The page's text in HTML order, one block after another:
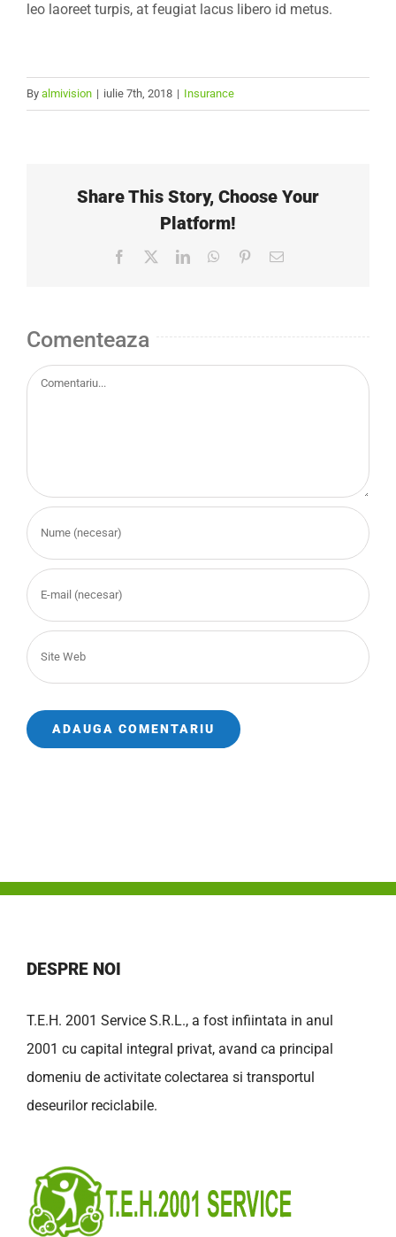
leo laoreet turpis, at feugiat lacus libero id metus.
By almivision | iulie 7th, 2018 | Insurance
Share This Story, Choose Your
Platform!
Facebook
TwitterLinkedInWhatsApp
Pinterest
E-
Comenteaza
Comment
DESPRE NOI
T.E.H. 2001 Service S.R.L., a fost infiintata in anul
2001 cu capital integral privat, avand ca principal
domeniu de activitate colectarea si transportul
deseurilor reciclabile.